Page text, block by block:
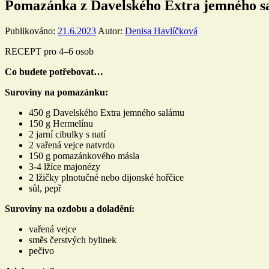
Pomazánka z Davelského Extra jemného
Publikováno: 21.6.2023 Autor: Denisa Havlíčková
RECEPT pro 4–6 osob
Co budete potřebovat…
Suroviny na pomazánku:
450 g Davelského Extra jemného salámu
150 g Hermelínu
2 jarní cibulky s natí
2 vařená vejce natvrdo
150 g pomazánkového másla
3-4 lžíce majonézy
2 lžičky plnotučné nebo dijonské hořčice
sůl, pepř
Suroviny na ozdobu a doladění:
vařená vejce
směs čerstvých bylinek
pečivo